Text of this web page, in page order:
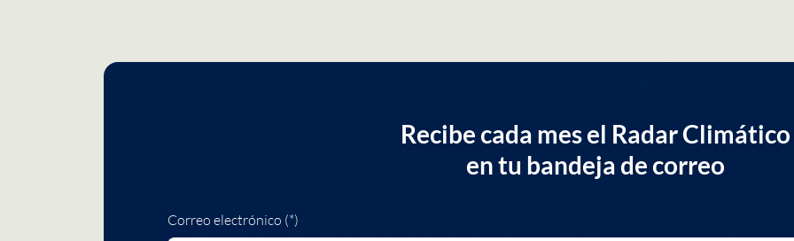
Recibe cada mes el Radar Climático
en tu bandeja de correo
Correo electrónico (*)